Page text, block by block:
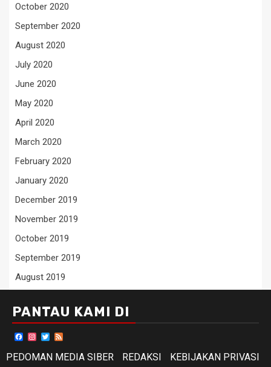
October 2020
September 2020
August 2020
July 2020
June 2020
May 2020
April 2020
March 2020
February 2020
January 2020
December 2019
November 2019
October 2019
September 2019
August 2019
PANTAU KAMI DI
Facebook
Instagram
Twitter
PEDOMAN MEDIA SIBER
REDAKSI
KEBIJAKAN PRIVASI